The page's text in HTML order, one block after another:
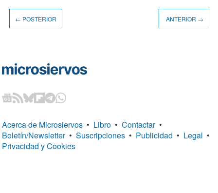
← POSTERIOR ANTERIOR →
Acerca de Microsiervos • Libro • Contactar •
Boletín/Newsletter • Suscripciones • Publicidad • Legal •
Privacidad y Cookies